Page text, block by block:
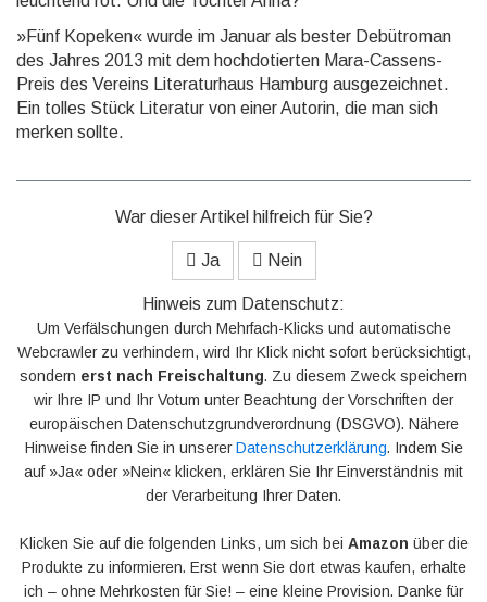
»Fünf Kopeken« wurde im Januar als bester Debütroman
des Jahres 2013 mit dem hochdotierten Mara-Cas­sens-
Preis des Vereins Literaturhaus Hamburg ausgezeichnet.
Ein tolles Stück Literatur von einer Au­torin, die man sich
merken sollte.
War dieser Artikel hilfreich für Sie?
Ja Nein
Hinweis zum Datenschutz:
Um Verfälschungen durch Mehrfach-Klicks und automatische
Webcrawler zu verhindern, wird Ihr Klick nicht sofort berücksichtigt,
sondern erst nach Freischaltung. Zu diesem Zweck speichern
wir Ihre IP und Ihr Votum unter Beachtung der Vorschriften der
europäischen Datenschutzgrundverordnung (DSGVO). Nähere
Hinweise finden Sie in unsererDatenschutzerklärung. Indem Sie
auf »Ja« oder »Nein« klicken, erklären Sie Ihr Einverständnis mit
der Verarbeitung Ihrer Daten.
Klicken Sie auf die folgenden Links, um sich bei Amazon über die
Produkte zu informieren. Erst wenn Sie dort etwas kaufen, erhalte
ich – ohne Mehrkosten für Sie! – eine kleine Provision. Danke für